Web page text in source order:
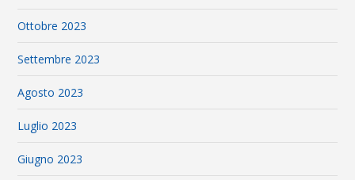
Ottobre 2023
Settembre 2023
Agosto 2023
Luglio 2023
Giugno 2023